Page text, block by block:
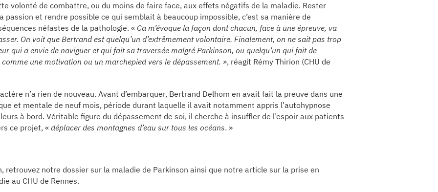
volonté de combattre, ou du moins de faire face, aux effets négatifs de la maladie. Rester
passion et rendre possible ce qui semblait à beaucoup impossible, c’est sa manière de
néfastes de la pathologie. « Ca m’évoque la façon dont chacun, face à une épreuve, va
On voit que Bertrand est quelqu’un d’extrêmement volontaire. Finalement, on ne sait pas trop
qui a envie de naviguer et qui fait sa traversée malgré Parkinson, ou quelqu’un qui fait de
comme une motivation ou un marchepied vers le dépassement. », réagit Rémy Thirion (CHU de
n’a rien de nouveau. Avant d’embarquer, Bertrand Delhom en avait fait la preuve dans une
et mentale de neuf mois, période durant laquelle il avait notamment appris l’autohypnose
à bord. Véritable figure du dépassement de soi, il cherche à insuffler de l’espoir aux patients
ce projet, «déplacer des montagnes d’eau sur tous les océans. »
retrouvez notre dossier sur la maladie de Parkinson ainsi que notre article sur la prise en
au CHU de Rennes.